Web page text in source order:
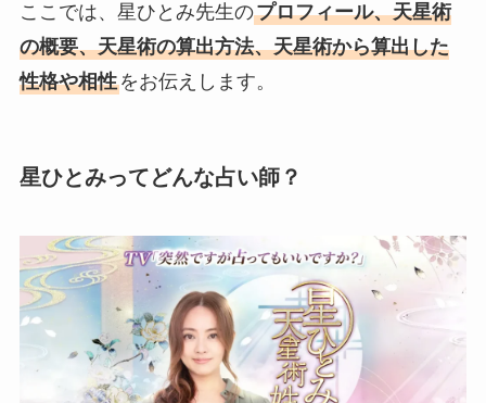
ここでは、星ひとみ先生のプロフィール、天星術
の概要、天星術の算出方法、天星術から算出した
性格や相性をお伝えします。
星ひとみってどんな占い師？